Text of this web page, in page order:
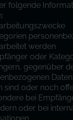
folgende
werden
oder
gegenüber
sind oder noch
bei
oder bei